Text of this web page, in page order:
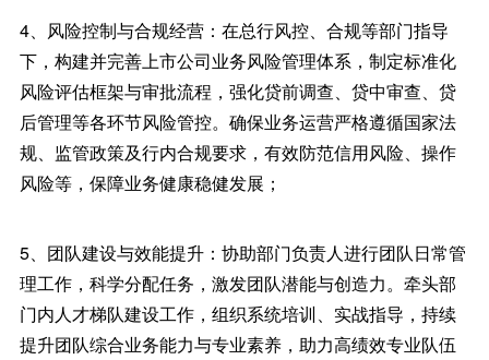
4、风险控制与合规经营：在总行风控、合规等部门指导
下，构建并完善上市公司业务风险管理体系，制定标准化
风险评估框架与审批流程，强化贷前调查、贷中审查、贷
后管理等各环节风险管控。确保业务运营严格遵循国家法
规、监管政策及行内合规要求，有效防范信用风险、操作
风险等，保障业务健康稳健发展；
5、团队建设与效能提升：协助部门负责人进行团队日常管
理工作，科学分配任务，激发团队潜能与创造力。牵头部
门内人才梯队建设工作，组织系统培训、实战指导，持续
提升团队综合业务能力与专业素养，助力高绩效专业队伍